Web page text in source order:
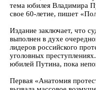
тема юбилея Владимира
свое 60-летие, пишет
Издание заключает, что
выполнен в духе
лидеров российского
уголовных
юбилей Путина, пока
Первая «Анатомия